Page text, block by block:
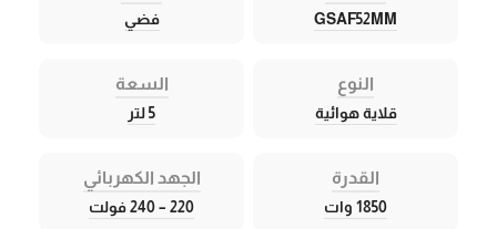
GSAF52MM فضي
النوع
قلاية هوائية
السعة
5 لتر
القدرة
1850 وات
الجهد الكهربائي
220 – 240 فولت